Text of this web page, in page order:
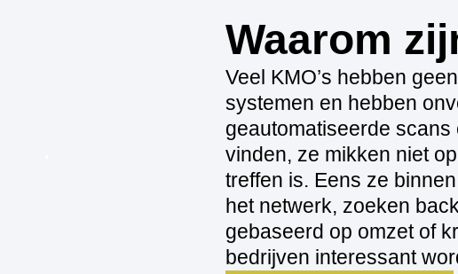
Waarom
Veel KMO’s hebben
systemen en hebben
geautomatiseerde
vinden, ze mikken niet
treffen is. Eens ze
het netwerk, zoeken
gebaseerd op omzet of
bedrijven interessant